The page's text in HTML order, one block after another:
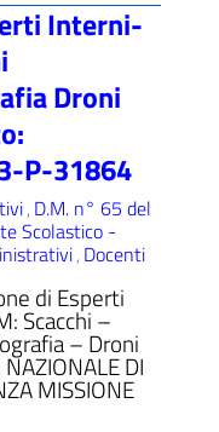
Interni-
Droni
P-31864
, D.M. n° 65 del
Scolastico -
, Docenti
di Esperti
Scacchi –
– Droni
DI
MISSIONE